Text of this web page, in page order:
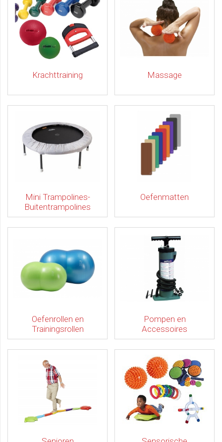
Krachttraining Massage
Mini Trampolines-
Buitentrampolines
Oefenmatten
Oefenrollen en
Trainingsrollen
Pompen en
Accessoires